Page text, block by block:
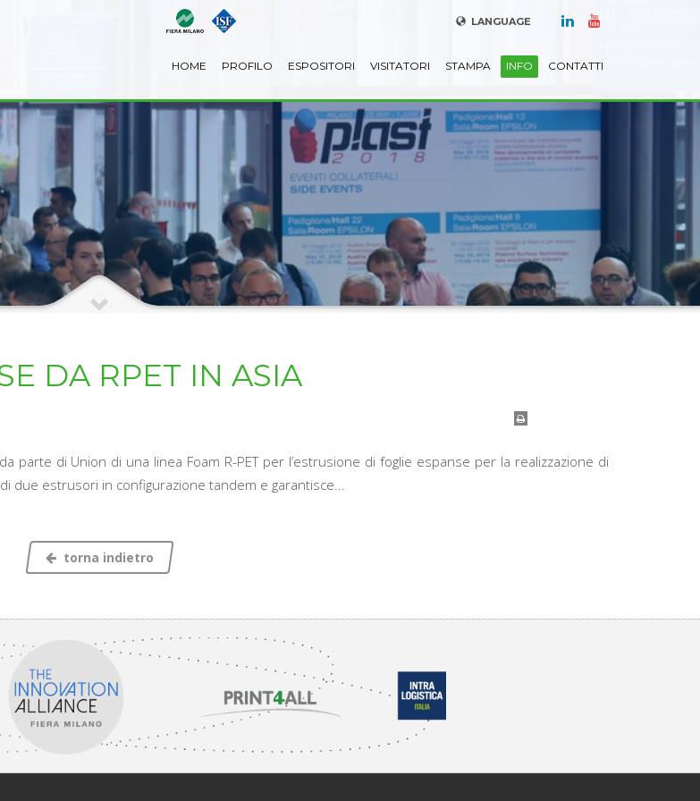
LANGUAGE
HOME PROFILO ESPOSITORI VISITATORI STAMPA INFO CONTATTI
DA RPET IN ASIA
parte di Union di una linea Foam R-PET per l’estrusione di foglie espanse per la realizzazione di
due estrusori in configurazione tandem e garantisce...
torna indietro